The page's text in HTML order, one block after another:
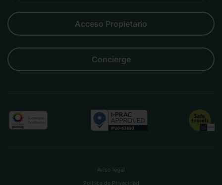
Acceso Propietario
Concierge
Aviso legal
Política de Privacidad